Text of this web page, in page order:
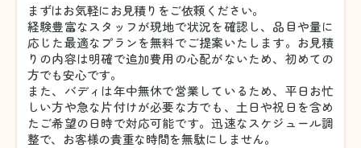
まずはお気軽にお見積りをご依頼ください。
経験豊富なスタッフが現地で状況を確認し、品目や量に
応じた最適なプランを無料でご提案いたします。お見積
りの内容は明確で追加費用の心配がないため、初めての
方でも安心です。
また、バディは年中無休で営業しているため、平日お忙
しい方や急な片付けが必要な方でも、土日や祝日を含め
たご希望の日時で対応可能です。迅速なスケジュール調
整で、お客様の貴重な時間を無駄にしません。